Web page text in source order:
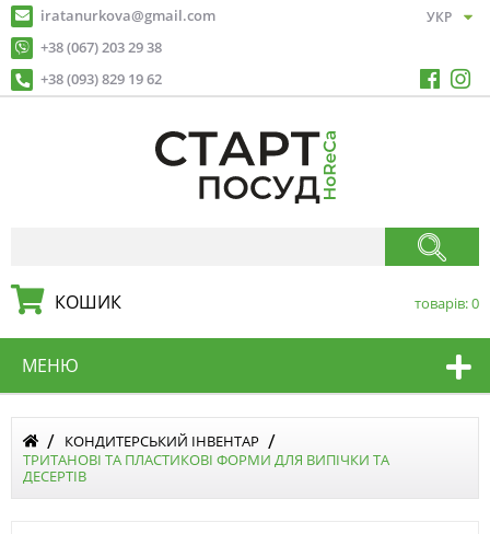
iratanurkova@gmail.com
+38 (067) 203 29 38
+38 (093) 829 19 62
КОШИК товарів:0
МЕНЮ
КОНДИТЕРСЬКИЙ ІНВЕНТАР
ТРИТАНОВІ ТА ПЛАСТИКОВІ ФОРМИ ДЛЯ ВИПІЧКИ ТА
ДЕСЕРТІВ